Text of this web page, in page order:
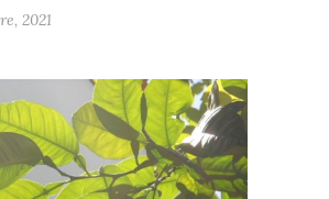
2021